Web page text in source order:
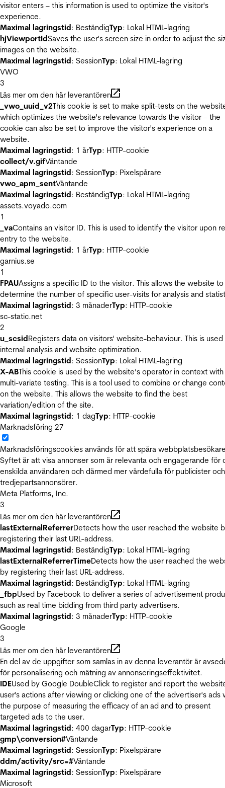
visitor enters – this information is used to optimize the visitor's
experience.
Maximal lagringstid: BeständigTyp: Lokal HTML-lagring
hjViewportIdSaves the user's screen size in order to adjust the
images on the website.
Maximal lagringstid: SessionTyp: Lokal HTML-lagring
VWO
3
Läs mer om den här leverantören
_vwo_uuid_v2This cookie is set to make split-tests on the
which optimizes the website's relevance towards the visitor – the
cookie can also be set to improve the visitor's experience on a
website.
Maximal lagringstid: 1 årTyp: HTTP-cookie
collect/v.gifVäntande
Maximal lagringstid: SessionTyp: Pixelspårare
vwo_apm_sentVäntande
Maximal lagringstid: BeständigTyp: Lokal HTML-lagring
assets.voyado.com
1
_vaContains an visitor ID. This is used to identify the visitor upon
entry to the website.
Maximal lagringstid: 1 årTyp: HTTP-cookie
garnius.se
1
FPAUAssigns a specific ID to the visitor. This allows the website to
determine the number of specific user-visits for analysis and
Maximal lagringstid: 3 månaderTyp: HTTP-cookie
sc-static.net
2
u_scsidRegisters data on visitors' website-behaviour. This is
internal analysis and website optimization.
Maximal lagringstid: SessionTyp: Lokal HTML-lagring
X-ABThis cookie is used by the website’s operator in context with
multi-variate testing. This is a tool used to combine or change
on the website. This allows the website to find the best
variation/edition of the site.
Maximal lagringstid: 1 dagTyp: HTTP-cookie
Marknadsföring 27
Marknadsföringscookies används för att spåra
Syftet är att visa annonser som är relevanta och engagerande för
enskilda användaren och därmed mer värdefulla för publicister och
tredjepartsannonsörer.
Meta Platforms, Inc.
3
Läs mer om den här leverantören
lastExternalReferrerDetects how the user reached the website
registering their last URL-address.
Maximal lagringstid: BeständigTyp: Lokal HTML-lagring
lastExternalReferrerTimeDetects how the user reached the
by registering their last URL-address.
Maximal lagringstid: BeständigTyp: Lokal HTML-lagring
_fbpUsed by Facebook to deliver a series of advertisement
such as real time bidding from third party advertisers.
Maximal lagringstid: 3 månaderTyp: HTTP-cookie
Google
3
Läs mer om den här leverantören
En del av de uppgifter som samlas in av denna leverantör är
för personalisering och mätning av annonseringseffektivitet.
IDEUsed by Google DoubleClick to register and report the
user's actions after viewing or clicking one of the advertiser's ads
the purpose of measuring the efficacy of an ad and to present
targeted ads to the user.
Maximal lagringstid: 400 dagarTyp: HTTP-cookie
gmp\conversion#Väntande
Maximal lagringstid: SessionTyp: Pixelspårare
ddm/activity/src=#Väntande
Maximal lagringstid: SessionTyp: Pixelspårare
Microsoft